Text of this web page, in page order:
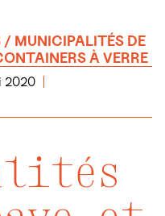
/ MUNICIPALITÉS DE
À VERRE
2020